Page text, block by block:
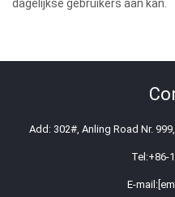
dagelijkse gebruikers aan kan.
Add: 302#, Anling Road Nr.
Tel:+86-
E-mail: